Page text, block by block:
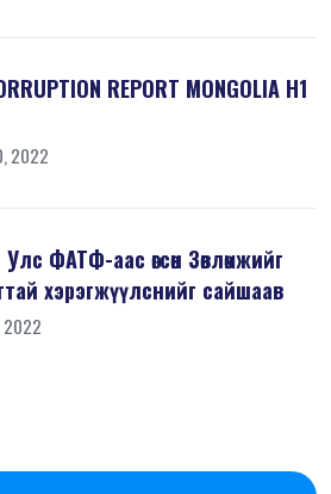
REPORT MONGOLIA H1
2022
ФАТФ-аас өгсөн Зөвлөмжийг
хэрэгжүүлснийг сайшаав
2022